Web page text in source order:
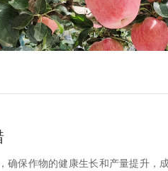
保作物的健康生长和产量提升，